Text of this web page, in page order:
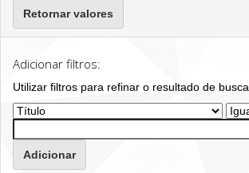
Retornar valores
Adicionar filtros:
Utilizar filtros para refinar o resultado de busca.